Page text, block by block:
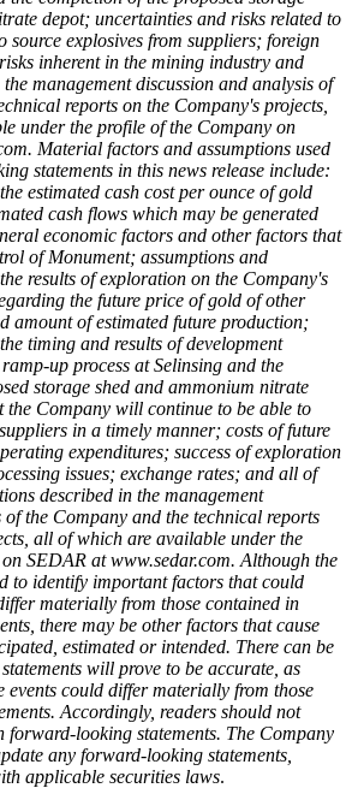
depot; uncertainties and risks related to
source explosives from suppliers; foreign
inherent in the mining industry and
management discussion and analysis of
reports on the Company's projects,
under the profile of the Company on
Material factors and assumptions used
statements in this news release include:
estimated cash cost per ounce of gold
cash flows which may be generated
economic factors and other factors that
of Monument; assumptions and
results of exploration on the Company's
the future price of gold of other
amount of estimated future production;
timing and results of development
up process at Selinsing and the
storage shed and ammonium nitrate
the Company will continue to be able to
in a timely manner; costs of future
expenditures; success of exploration
issues; exchange rates; and all of
described in the management
the Company and the technical reports
all of which are available under the
SEDAR at www.sedar.com. Although the
to identify important factors that could
materially from those contained in
there may be other factors that cause
estimated or intended. There can be
will prove to be accurate, as
events could differ materially from those
Accordingly, readers should not
forward-looking statements. The Company
any forward-looking statements,
applicable securities laws.